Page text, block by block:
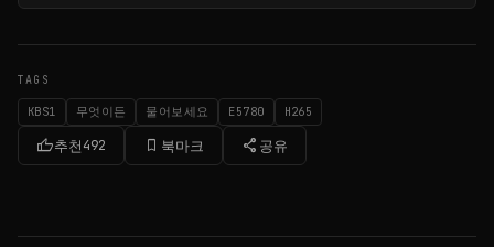
TAGS
KBS1 무엇이든 물어보세요 E5780 H265
thumb_up추천492 bookmark_border 북마크 share 공유